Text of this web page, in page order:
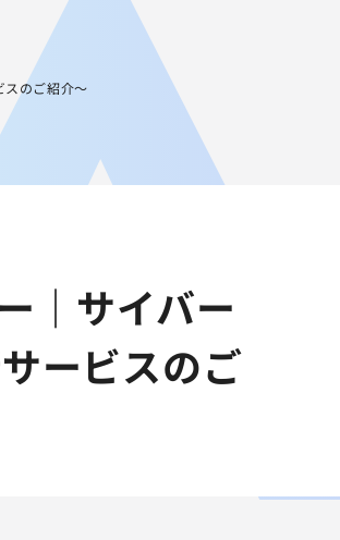
スのご紹介～
｜サイバー
ービスのご